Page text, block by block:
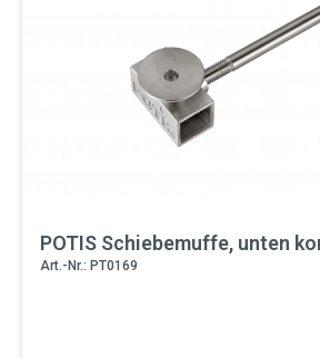
POTIS Schiebemuffe, unten
Art.-Nr.: PT0169